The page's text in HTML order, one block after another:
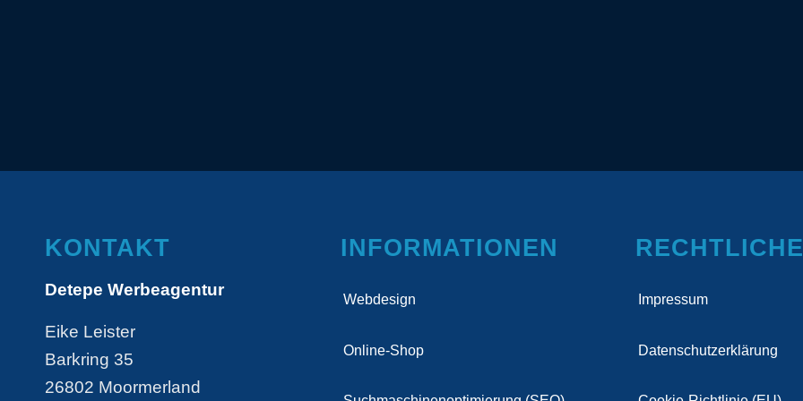
KONTAKT
Detepe Werbeagentur
Eike Leister
Barkring 35
26802 Moormerland
INFORMATIONEN
Webdesign
Online-Shop
Impressum
Datenschutzerklärung